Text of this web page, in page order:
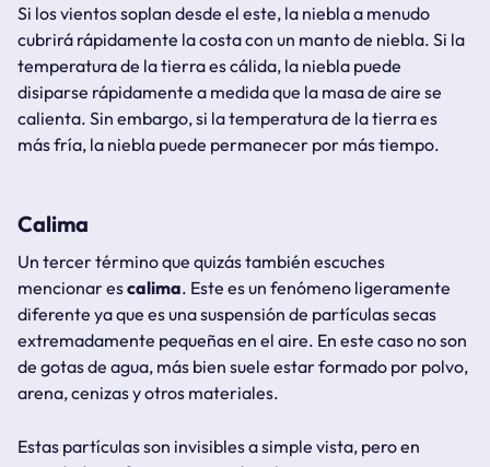
Si los vientos soplan desde el este, la niebla a menudo
cubrirá rápidamente la costa con un manto de niebla. Si la
temperatura de la tierra es cálida, la niebla puede
disiparse rápidamente a medida que la masa de aire se
calienta. Sin embargo, si la temperatura de la tierra es
más fría, la niebla puede permanecer por más tiempo.
Calima
Un tercer término que quizás también escuches
mencionar escalima. Este es un fenómeno ligeramente
diferente ya que es una suspensión de partículas secas
extremadamente pequeñas en el aire. En este caso no son
de gotas de agua, más bien suele estar formado por polvo,
arena, cenizas y otros materiales.
Estas partículas son invisibles a simple vista, pero en